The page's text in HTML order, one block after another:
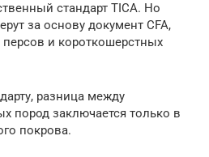
стандарт TICA. Но
за основу документ CFA,
и короткошерстных
разница между
пород заключается только в
покрова.